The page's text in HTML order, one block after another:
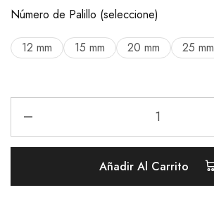
Número de Palillo (seleccione)
12 mm 15 mm 20 mm 25 mm
Añadir Al Carrito